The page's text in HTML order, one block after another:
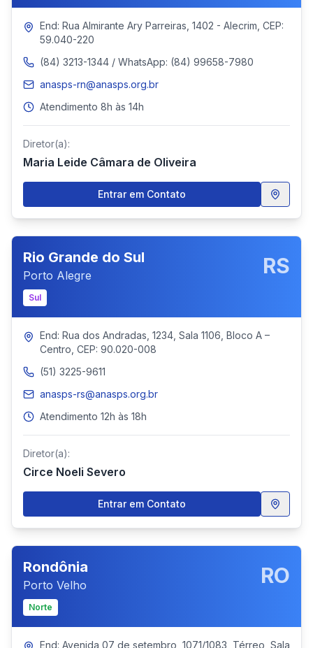
End: Rua Almirante Ary Parreiras, 1402 - Alecrim, CEP:
59.040-220
(84) 3213-1344 / WhatsApp: (84) 99658-7980
anasps-rn@anasps.org.br
Atendimento 8h às 14h
Diretor(a):
Maria Leide Câmara de Oliveira
Entrar em Contato
Rio Grande do Sul
Porto Alegre RS
Sul
End: Rua dos Andradas, 1234, Sala 1106, Bloco A –
Centro, CEP: 90.020-008
(51) 3225-9611
anasps-rs@anasps.org.br
Atendimento 12h às 18h
Diretor(a):
Circe Noeli Severo
Entrar em Contato
Rondônia
Porto Velho RO
Norte
End: Avenida 07 de setembro, 1071/1083, Térreo, Sala